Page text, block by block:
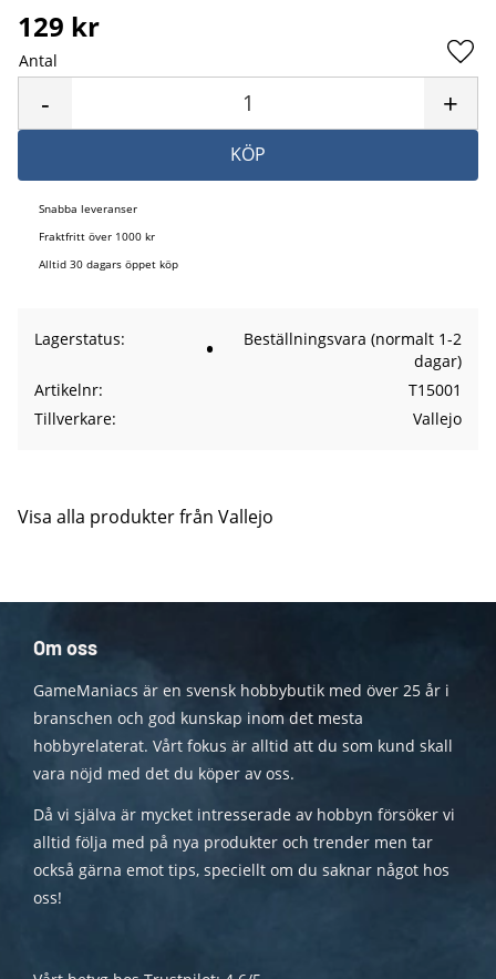
129 kr
Antal
+
-
KÖP
Snabba leveranser
Fraktfritt över 1000 kr
Alltid 30 dagars öppet köp
Lagerstatus
Beställningsvara (normalt 1-2
dagar)
Artikelnr
T15001
Tillverkare
Vallejo
Visa alla produkter från Vallejo
Om oss
GameManiacs är en svensk hobbybutik med över 25 år i
branschen och god kunskap inom det mesta
hobbyrelaterat. Vårt fokus är alltid att du som kund skall
vara nöjd med det du köper av oss.
Då vi själva är mycket intresserade av hobbyn försöker vi
alltid följa med på nya produkter och trender men tar
också gärna emot tips, speciellt om du saknar något hos
oss!